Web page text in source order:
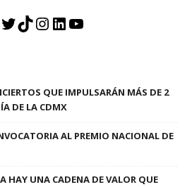
Twitter
TikTok
Instagram
LinkedIn
YouTube
QUE IMPULSARÁN MÁS DE 2
DE LA CDMX
AL PREMIO NACIONAL DE
HAY UNA CADENA DE VALOR QUE